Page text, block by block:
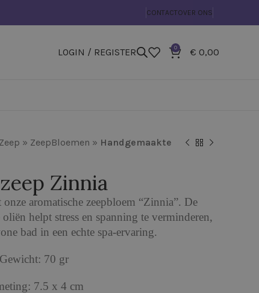
CONTACTOVER ONS
LOGIN / REGISTER 0 € 0,00
» ZeepBloemen » Handgemaakte
Zinnia
aromatische zeepbloem “Zinnia”. De
helpt stress en spanning te verminderen,
bad in een echte spa-ervaring.
Gewicht: 70 gr
7.5 x 4 cm